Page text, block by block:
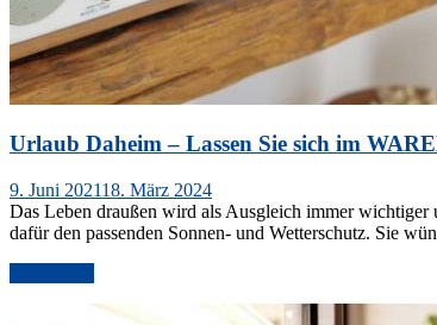
Urlaub Daheim – Lassen Sie sich im
Veröffentlicht
am
9. Juni 202118. März 2024
Das Leben draußen wird als Ausgleich immer wichtiger
dafür den passenden Sonnen- und Wetterschutz. Sie